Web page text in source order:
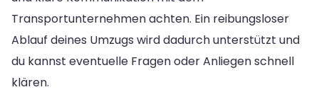
Transportunternehmen achten. Ein reibungsloser
Ablauf deines Umzugs wird dadurch unterstützt und
du kannst eventuelle Fragen oder Anliegen schnell
klären.